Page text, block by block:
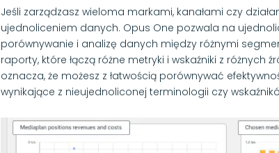
Jeśli zarządzasz wieloma markami, kanałami czy
ujednoliceniem danych. Opus One pozwala na
porównywanie i analizę danych między różnymi
raporty, które łączą różne metryki i wskaźniki z różnych
oznacza, że możesz z łatwością porównywać
wynikające z nieujednoliconej terminologii czy